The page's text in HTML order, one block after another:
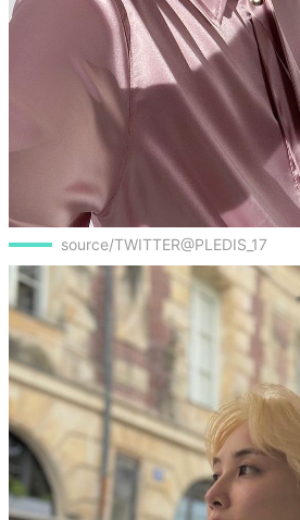
source/TWITTER@PLEDIS_17